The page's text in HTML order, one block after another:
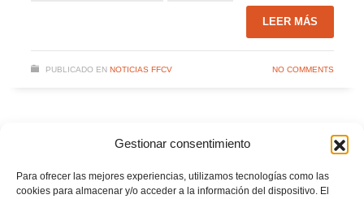
Gestionar consentimiento
Para ofrecer las mejores experiencias, utilizamos tecnologías como las
cookies para almacenar y/o acceder a la información del dispositivo. El
LEER MÁS
PUBLICADO EN NOTICIAS FFCV NO COMMENTS